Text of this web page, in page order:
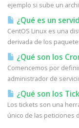
ejemplo si sube un
¿Qué es un
CentOS Linux es una
derivada de los
¿Qué son los
Comencemos por
administrador de
¿Qué son los
Los tickets son una
único de las peticiones